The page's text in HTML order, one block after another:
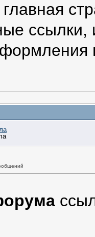
ссылки,